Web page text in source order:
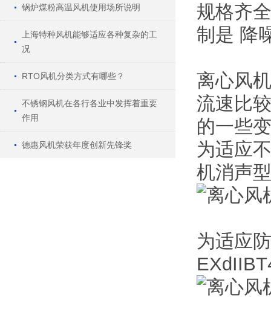
锅炉煤粉高温风机使用场所说明
上海特种风机能够适应各种复杂的工
况
RTO风机分类方式有哪些？
不锈钢风机在各行各业中发挥着重要
作用
德惠风机荣获年度创新先锋奖
规格齐全
制 是 降
离心风
流速比
的一些
为适应
机消声
为适应